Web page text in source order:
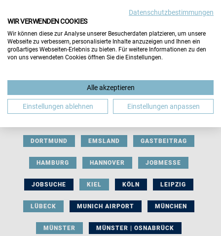
BERUFLICHE ORIENTIERUNG BEWERBUNG
DORTMUND EMSLAND GASTBEITRAG
HAMBURG HANNOVER JOBMESSE
JOBSUCHE KIEL KÖLN LEIPZIG
LÜBECK MUNICH AIRPORT MÜNCHEN
MÜNSTER MÜNSTER | OSNABRÜCK
Datenschutzbestimmungen
WIR VERWENDEN COOKIES
Wir können diese zur Analyse unserer Besucherdaten platzieren, um unsere
Webseite zu verbessern, personalisierte Inhalte anzuzeigen und Ihnen ein
großartiges Webseiten-Erlebnis zu bieten. Für weitere Informationen zu den
von uns verwendeten Cookies öffnen Sie die Einstellungen.
Alle akzeptieren
Einstellungen ablehnen Einstellungen anpassen